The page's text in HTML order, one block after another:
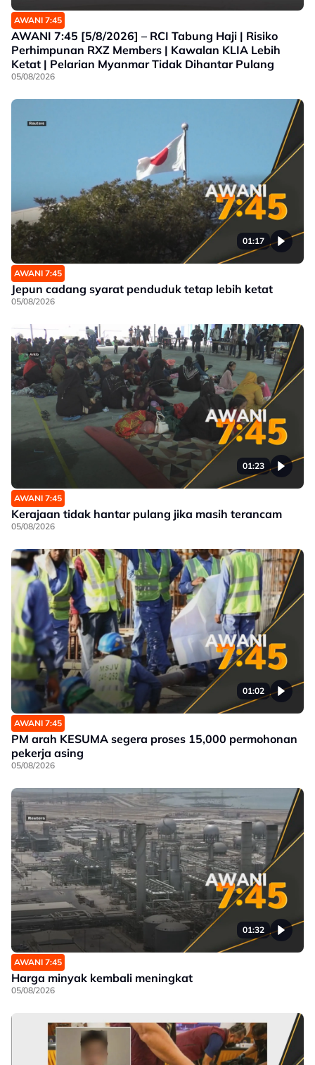
AWANI 7:45
AWANI 7:45 [5/8/2026] – RCI Tabung Haji | Risiko
Perhimpunan RXZ Members | Kawalan KLIA Lebih
Ketat | Pelarian Myanmar Tidak Dihantar Pulang
05/08/2026
01:17
AWANI 7:45
Jepun cadang syarat penduduk tetap lebih ketat
05/08/2026
01:23
AWANI 7:45
Kerajaan tidak hantar pulang jika masih terancam
05/08/2026
01:02
AWANI 7:45
PM arah KESUMA segera proses 15,000 permohonan
pekerja asing
05/08/2026
01:32
AWANI 7:45
Harga minyak kembali meningkat
05/08/2026